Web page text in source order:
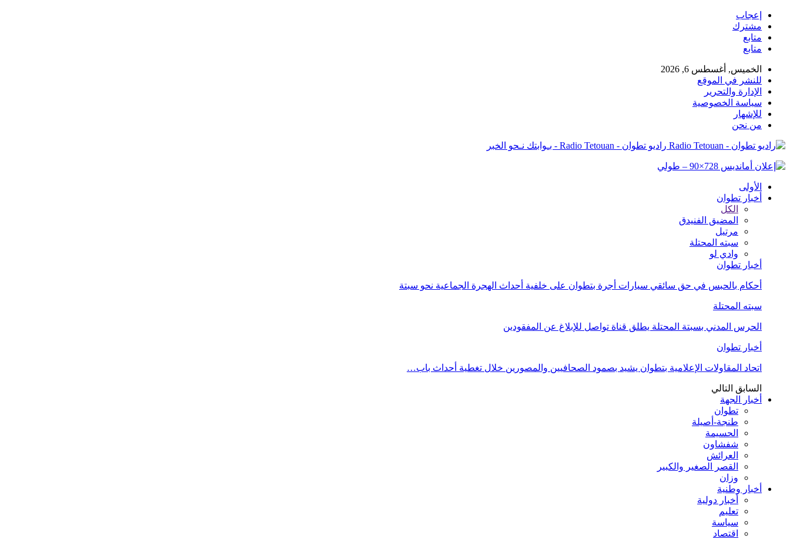
إعجاب
مشترك
متابع
متابع
الخميس, أغسطس 6, 2026
للنشر في الموقع
الإدارة والتحرير
سياسة الخصوصية
للإشهار
من نحن
راديو تطوان - Radio Tetouan - بـوابتك نـحو الخبر
الأولى
أخبار تطوان
الكل
المضيق الفنيدق
مرتيل
سبته المحتلة
وادي لو
أخبار تطوان
أحكام بالحبس في حق سائقي سيارات أجرة بتطوان على خلفية أحداث الهجرة الجماعية نحو سبتة
سبته المحتلة
الحرس المدني بسبتة المحتلة يطلق قناة تواصل للإبلاغ عن المفقودين
أخبار تطوان
اتحاد المقاولات الإعلامية بتطوان يشيد بصمود الصحافيين والمصورين خلال تغطية أحداث باب…
السابق التالي
أخبار الجهة
تطوان
طنجة-أصيلة
الحسيمة
شفشاون
العرائش
القصر الصغير والكبير
وزان
أخبار وطنية
أخبار دولية
تعليم
سياسة
اقتصاد